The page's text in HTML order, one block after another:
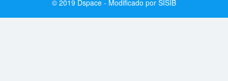
© 2019 Dspace - Modificado por SISIB